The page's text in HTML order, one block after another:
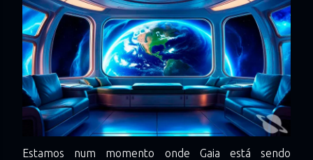
Estamos num momento onde Gaia está sendo